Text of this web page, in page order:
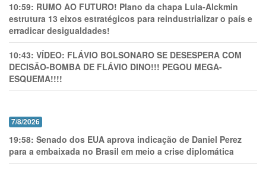
10:59: RUMO AO FUTURO! Plano da chapa Lula-Alckmin
estrutura 13 eixos estratégicos para reindustrializar o país e
erradicar desigualdades!
10:43: VÍDEO: FLÁVIO BOLSONARO SE DESESPERA COM
DECISÃO-BOMBA DE FLÁVIO DINO!!! PEGOU MEGA-
ESQUEMA!!!!
7/8/2026
19:58: Senado dos EUA aprova indicação de Daniel Perez
para a embaixada no Brasil em meio a crise diplomática